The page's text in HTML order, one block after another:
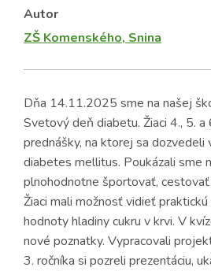
Autor
ZŠ Komenského, Snina
Dňa 14.11.2025 sme na našej
Svetový deň diabetu. Žiaci 4., 5. a
prednášky, na ktorej sa dozvedeli
diabetes mellitus. Poukázali sme
plnohodnotne športovať, cestovať
Žiaci mali možnosť vidieť praktickú
hodnoty hladiny cukru v krvi. V
nové poznatky. Vypracovali
3. ročníka si pozreli prezentáciu,